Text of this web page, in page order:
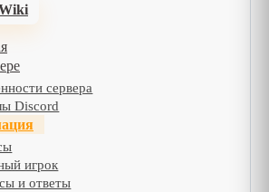
сервера
Discord
игрок
и ответы